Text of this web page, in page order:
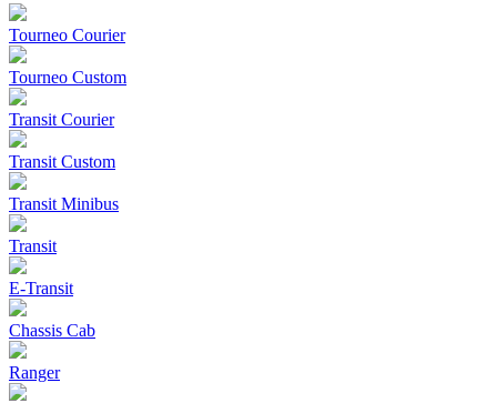
Tourneo Courier
Tourneo Custom
Transit Courier
Transit Custom
Transit Minibus
Transit
E-Transit
Chassis Cab
Ranger